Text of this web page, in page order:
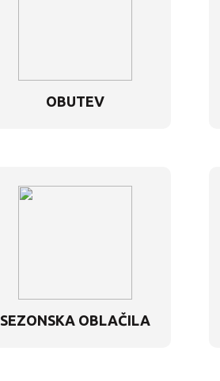
OBUTEV
SEZONSKA OBLAČILA